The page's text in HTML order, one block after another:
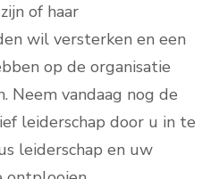
of haar
wil versterken en een
op de organisatie
Neem vandaag nog de
leiderschap door u in te
leiderschap en uw